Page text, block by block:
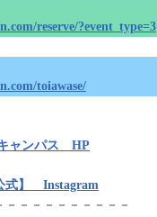
reserve/?event_type=3
toiawase/
ャンパス HP
式】 Instagram
－－－－－－－－－－